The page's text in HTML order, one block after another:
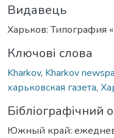
Видавець
Харьков: Типография
Ключові слова
Kharkov, Kharkov
харьковская газета,
Бібліографічний
Южный край: